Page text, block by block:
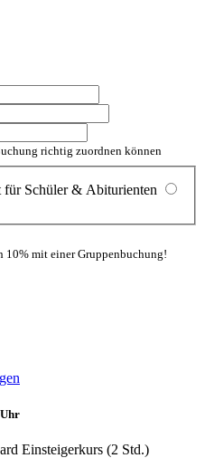
richtig zuordnen können
für Schüler & Abiturienten
10% mit einer Gruppenbuchung!
Einsteigerkurs (2 Std.)